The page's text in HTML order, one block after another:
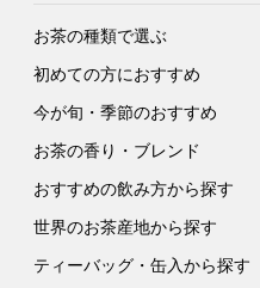
お茶の種類で選ぶ
初めての方におすすめ
今が旬・季節のおすすめ
お茶の香り・ブレンド
おすすめの飲み方から探す
世界のお茶産地から探す
ティーバッグ・缶入から探す